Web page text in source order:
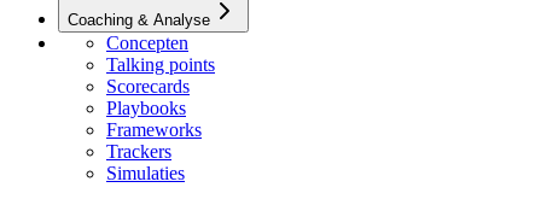
Coaching & Analyse
Concepten
Talking points
Scorecards
Playbooks
Frameworks
Trackers
Simulaties